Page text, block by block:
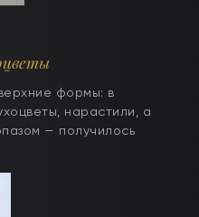
формы: в
нарастили, а
— получилось